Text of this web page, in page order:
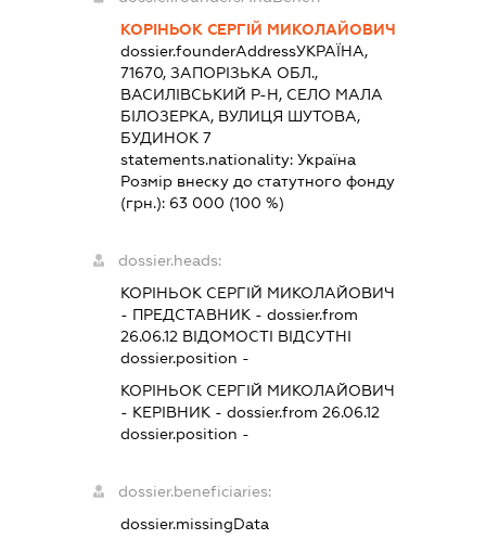
КОРІНЬОК СЕРГІЙ МИКОЛАЙОВИЧ
dossier.founderAddressУКРАЇНА,
71670, ЗАПОРІЗЬКА ОБЛ.,
ВАСИЛІВСЬКИЙ Р-Н, СЕЛО МАЛА
БІЛОЗЕРКА, ВУЛИЦЯ ШУТОВА,
БУДИНОК 7
statements.nationality: Україна
Розмір внеску до статутного фонду
(грн.): 63 000 (100 %)
dossier.heads:
КОРІНЬОК СЕРГІЙ МИКОЛАЙОВИЧ
- ПРЕДСТАВНИК - dossier.from
26.06.12 ВІДОМОСТІ ВІДСУТНІ
dossier.position -
КОРІНЬОК СЕРГІЙ МИКОЛАЙОВИЧ
- КЕРІВНИК - dossier.from 26.06.12
dossier.position -
dossier.beneficiaries:
dossier.missingData